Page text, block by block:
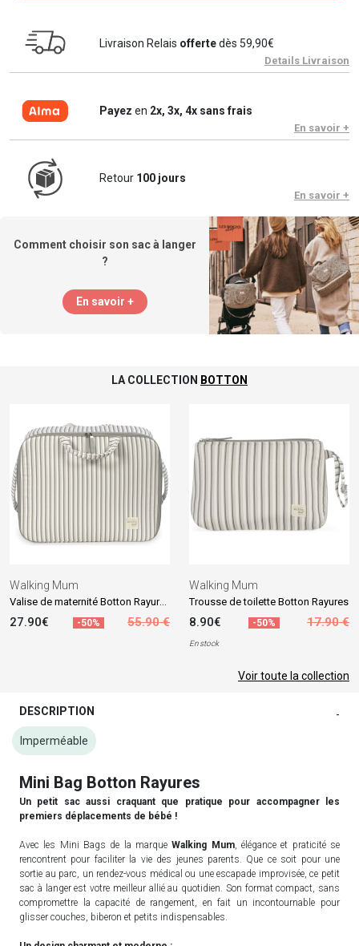
Livraison Relais offertedès 59,90€
Details Livraison
Payez en 2x, 3x, 4x sans frais
En savoir +
Retour 100 jours
En savoir +
Comment choisir son sac à langer
?
En savoir +
LA COLLECTION BOTTON
Walking Mum
Valise de maternité Botton Rayures
27.90€ -50% 55.90 €
Walking Mum
Trousse de toilette Botton Rayures
8.90€ -50% 17.90 €
En stock
Voir toute la collection
DESCRIPTION -
Imperméable
Mini Bag Botton Rayures
Un petit sac aussi craquant que pratique pour accompagner les
premiers déplacements de bébé !
Avec les Mini Bags de la marqueWalking Mum, élégance et praticité se
rencontrent pour faciliter la vie des jeunes parents. Que ce soit pour une
sortie au parc, un rendez-vous médical ou une escapade improvisée, ce petit
sac à langer est votre meilleur allié au quotidien. Son format compact, sans
compromettre la capacité de rangement, en fait un incontournable pour
glisser couches, biberon et petits indispensables.